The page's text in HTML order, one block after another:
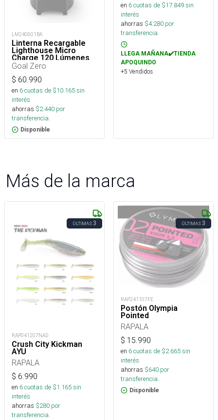
LM240601BA
Linterna Recargable
Lighthouse Micro
Charge 120 Lúmenes
Goal Zero
$ 60.990
en 6cuotas de $10.165sin
interés
ahorras $2.440 por
transferencia.
Disponible
en 6cuotas de $17.849sin
interés
ahorras $4.280 por
transferencia.
LLEGA MAÑANA✔️TIENDA
APOQUINDO
+5 Vendidos
Más de la marca
ÚLTIMAS3
RAP041207NAD
Crush City Kickman
AYU
RAPALA
$ 6.990
en 6cuotas de $1.165sin
interés
ahorras $280 por
transferencia.
ÚLTIMAS3
RAP241107FE
Postón Olympia
Pointed
RAPALA
$ 15.990
en 6cuotas de $2.665sin
interés
ahorras $640 por
transferencia.
Disponible